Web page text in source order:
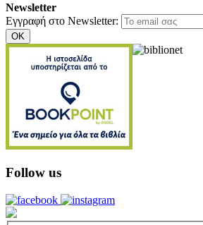
Newsletter
Εγγραφή στο Newsletter:
OK
Follow us